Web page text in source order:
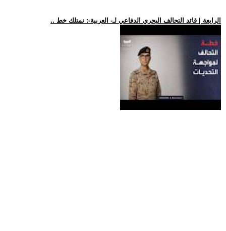
.. الرابعة | قائد التحالف البحري الدفاعي لـ- العربية-: نمتلك خط